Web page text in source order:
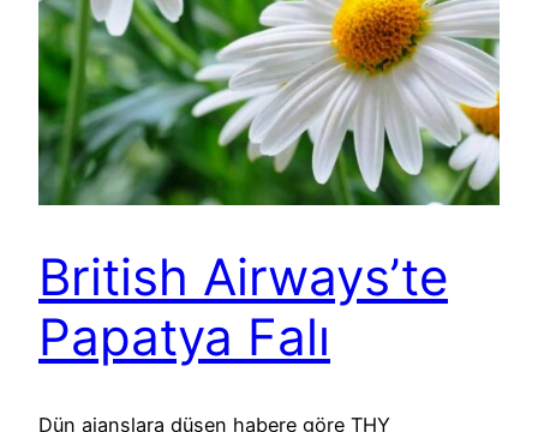
British Airways’te
Papatya Falı
Dün ajanslara düşen habere göre THY